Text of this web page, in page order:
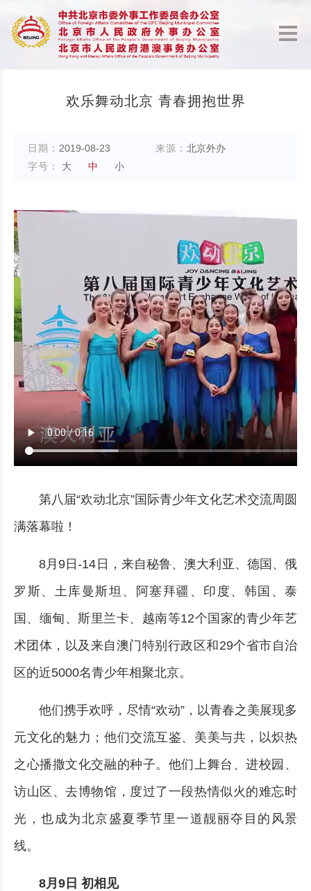
欢乐舞动北京 青春拥抱世界
日期： 2019-08-23 来源： 北京外办
字号：
大 中 小
第八届“欢动北京”国际青少年文化艺术交流周圆
满落幕啦！
8月9日-14日，来自秘鲁、澳大利亚、德国、俄
罗斯、土库曼斯坦、阿塞拜疆、印度、韩国、泰
国、缅甸、斯里兰卡、越南等12个国家的青少年艺
术团体，以及来自澳门特别行政区和29个省市自治
区的近5000名青少年相聚北京。
他们携手欢呼，尽情“欢动”，以青春之美展现多
元文化的魅力；他们交流互鉴、美美与共，以炽热
之心播撒文化交融的种子。他们上舞台、进校园、
访山区、去博物馆，度过了一段热情似火的难忘时
光，也成为北京盛夏季节里一道靓丽夺目的风景
线。
8月9日 初相见